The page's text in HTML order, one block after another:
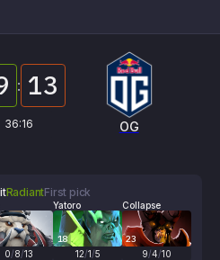
: 13
36:16 OG
RadiantFirst pick
0/8/13
Yatoro
18
12/1/5
Collapse
23
9/4/10